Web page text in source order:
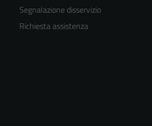
Segnalazione disservizio
Richiesta assistenza